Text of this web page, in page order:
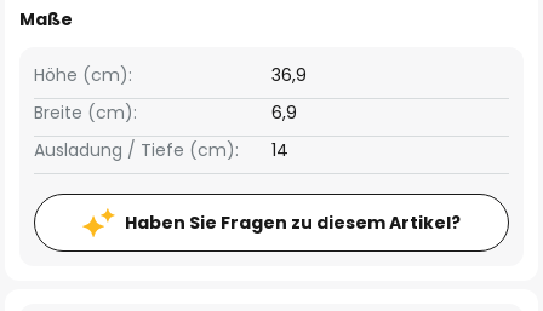
Maße
Breite (cm): 6,9
Höhe (cm): 36,9
Ausladung / Tiefe (cm): 14
Haben Sie Fragen zu diesem Artikel?